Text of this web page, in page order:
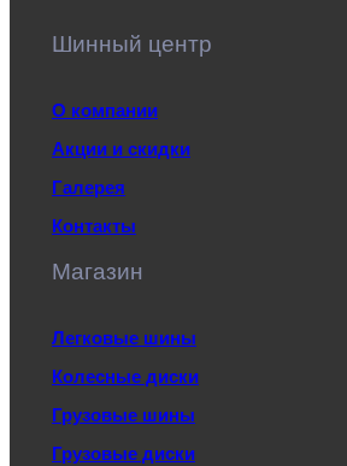
Шинный центр
О компании
Акции и скидки
Галерея
Контакты
Магазин
Легковые шины
Колесные диски
Грузовые шины
Грузовые диски